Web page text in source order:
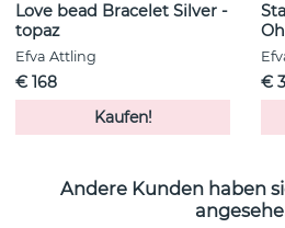
Love bead Bracelet Silver -
topaz
Efva Attling
€ 168
Kaufen!
€
Andere Kunden haben